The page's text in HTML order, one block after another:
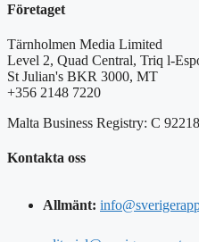
Företaget
Tärnholmen Media Limited
Level 2, Quad Central, Triq l-
St Julian's BKR 3000, MT
+356 2148 7220
Malta Business Registry: C 92218
Kontakta oss
Allmänt: